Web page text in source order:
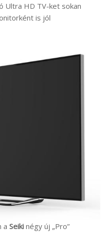
Ultra HD TV-ket sokan
is jól
a Seiki négy új „Pro”